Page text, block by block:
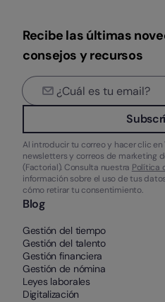
Recibe las últimas
consejos y recursos
Al introducir tu correo y hacer clic en
newsletters y correos de marketing de
(Factorial). Consulta nuestra Política
información sobre el uso de tus
cómo retirar tu consentimiento.
Blog
Gestión del tiempo
Gestión del talento
Gestión financiera
Gestión de nómina
Leyes laborales
Digitalización